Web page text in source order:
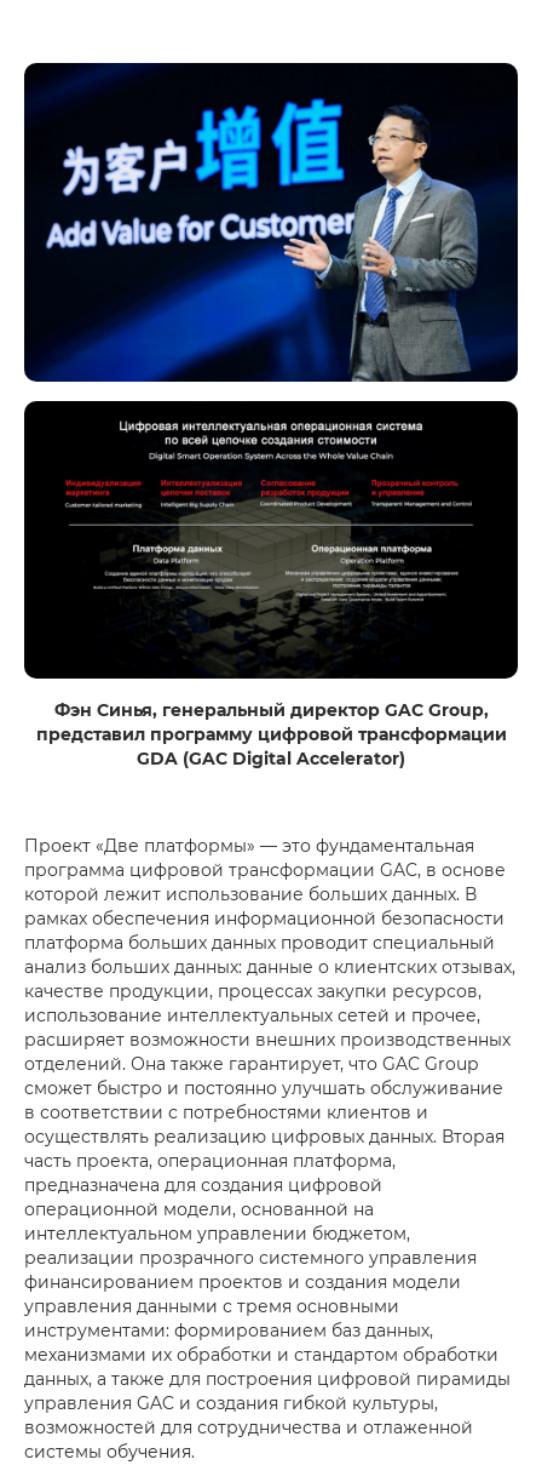
Фэн Синья, генеральный директор GAC Group,
представил программу цифровой трансформации
GDA (GAC Digital Accelerator)
Проект «Две платформы» — это фундаментальная
программа цифровой трансформации GAC, в основе
которой лежит использование больших данных. В
рамках обеспечения информационной безопасности
платформа больших данных проводит специальный
анализ больших данных: данные о клиентских отзывах,
качестве продукции, процессах закупки ресурсов,
использование интеллектуальных сетей и прочее,
расширяет возможности внешних производственных
отделений. Она также гарантирует, что GAC Group
сможет быстро и постоянно улучшать обслуживание
в соответствии с потребностями клиентов и
осуществлять реализацию цифровых данных. Вторая
часть проекта, операционная платформа,
предназначена для создания цифровой
операционной модели, основанной на
интеллектуальном управлении бюджетом,
реализации прозрачного системного управления
финансированием проектов и создания модели
управления данными с тремя основными
инструментами: формированием баз данных,
механизмами их обработки и стандартом обработки
данных, а также для построения цифровой пирамиды
управления GAC и создания гибкой культуры,
возможностей для сотрудничества и отлаженной
системы обучения.